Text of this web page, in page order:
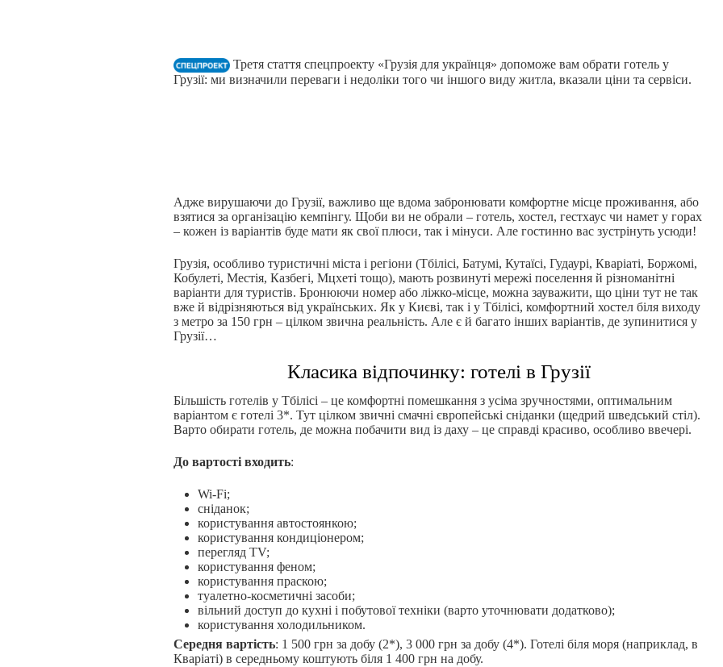
Третя стаття спецпроекту «Грузія для українця» допоможе вам обрати готель у
Грузії: ми визначили переваги і недоліки того чи іншого виду житла, вказали ціни та сервіси.
Адже вирушаючи до Грузії, важливо ще вдома забронювати комфортне місце проживання, або
взятися за організацію кемпінгу. Щоби ви не обрали – готель, хостел, гестхаус чи намет у горах
– кожен із варіантів буде мати як свої плюси, так і мінуси. Але гостинно вас зустрінуть усюди!
Грузія, особливо туристичні міста і регіони (Тбілісі, Батумі, Кутаїсі, Гудаурі, Кваріаті, Боржомі,
Кобулеті, Местія, Казбегі, Мцхеті тощо), мають розвинуті мережі поселення й різноманітні
варіанти для туристів. Бронюючи номер або ліжко-місце, можна зауважити, що ціни тут не так
вже й відрізняються від українських. Як у Києві, так і у Тбілісі, комфортний хостел біля виходу
з метро за 150 грн – цілком звична реальність. Але є й багато інших варіантів, де зупинитися у
Грузії…
Класика відпочинку: готелі в Грузії
Більшість готелів у Тбілісі – це комфортні помешкання з усіма зручностями, оптимальним
варіантом є готелі 3*. Тут цілком звичні смачні європейські сніданки (щедрий шведський стіл).
Варто обирати готель, де можна побачити вид із даху – це справді красиво, особливо ввечері.
До вартості входить:
Wi-Fi;
сніданок;
користування автостоянкою;
користування кондиціонером;
перегляд TV;
користування феном;
користування праскою;
туалетно-косметичні засоби;
вільний доступ до кухні і побутової техніки (варто уточнювати додатково);
користування холодильником.
Середня вартість: 1 500 грн за добу (2*), 3 000 грн за добу (4*). Готелі біля моря (наприклад, в
Кваріаті) в середньому коштують біля 1 400 грн на добу.